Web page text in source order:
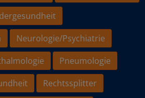
Neurologie/Psychiatrie
Pneumologie
Rechtssplitter